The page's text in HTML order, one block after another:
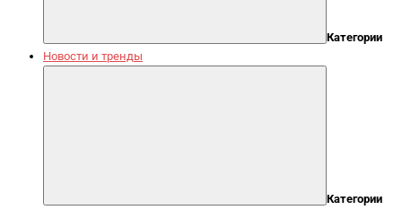
Категории
Новости и тренды
Категории